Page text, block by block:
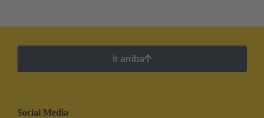
Ir arriba
Social Media